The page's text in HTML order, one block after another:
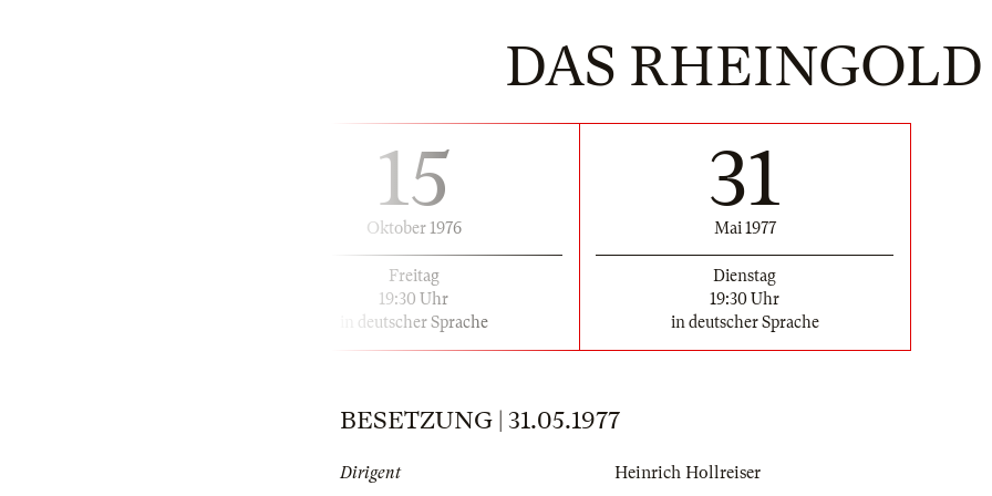
DAS RHEINGOLD
15
Oktober 1976
Freitag
19:30 Uhr
in deutscher Sprache
31
Mai 1977
Dienstag
19:30 Uhr
in deutscher Sprache
BESETZUNG | 31.05.1977
Dirigent Heinrich Hollreiser